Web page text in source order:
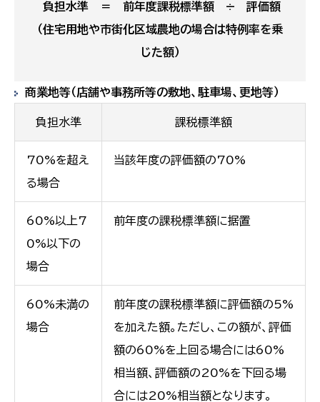
負担水準 ＝ 前年度課税標準額 ÷ 評価額
（住宅用地や市街化区域農地の場合は特例率を乗
じた額）
商業地等（店舗や事務所等の敷地、駐車場、更地等）
負担水準 課税標準額
70%を超え
る場合
当該年度の評価額の70%
60%以上7
0%以下の
場合
前年度の課税標準額に据置
60%未満の
場合
前年度の課税標準額に評価額の5%
を加えた額。ただし、この額が、評価
額の60%を上回る場合には60%
相当額、評価額の20%を下回る場
合には20%相当額となります。